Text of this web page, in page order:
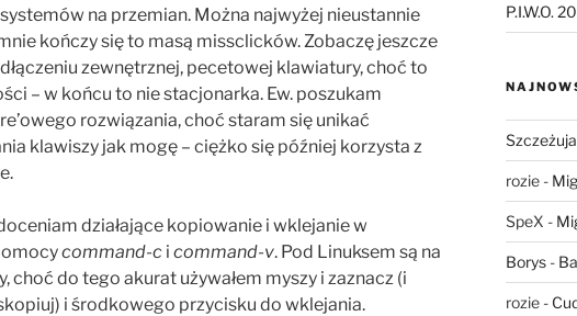
na przemian. Można najwyżej nieustannie
kończy się to masą missclicków. Zobaczę jeszcze
zewnętrznej, pecetowej klawiatury, choć to
– w końcu to nie stacjonarka. Ew. poszukam
rozwiązania, choć staram się unikać
klawiszy jak mogę – ciężko się później korzysta z
działające kopiowanie i wklejanie w
command-c i command-v. Pod Linuksem są na
choć do tego akurat używałem myszy i zaznacz (i
i środkowego przycisku do wklejania.
P.I.W.O.
Szczeżuja
rozie-
SpeX -
Borys-
rozie-